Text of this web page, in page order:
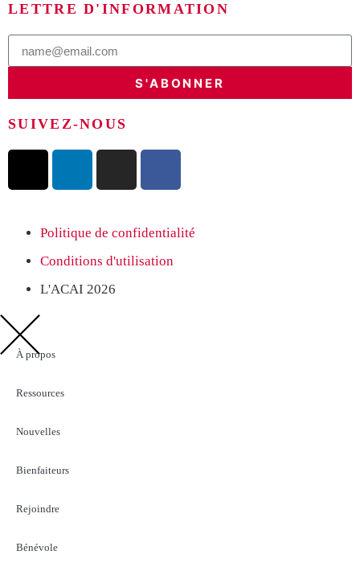
LETTRE D'INFORMATION
S'ABONNER
SUIVEZ-NOUS
Politique de confidentialité
Conditions d'utilisation
L'ACAI 2026
À propos
Ressources
Nouvelles
Bienfaiteurs
Rejoindre
Bénévole